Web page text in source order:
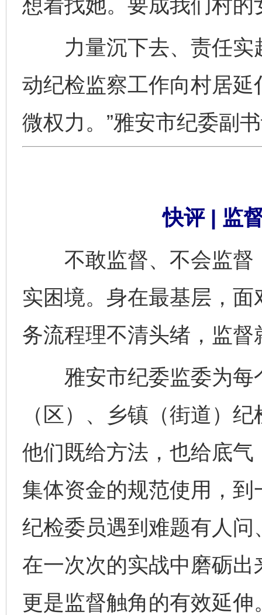
想着找她。要成我们村的
力量沉下去、责任实
动纪检监察工作向村居
微权力。”雅安市纪委副
快评 | 监
不敢监督、不会监督
实困境。身在最基层，
务流程理不清头绪，监
雅安市纪委监委为每
（区）、乡镇（街道）
他们既给方法，也给底
集体资金的规范使用，
纪检委员遇到难题有人
在一次次的实战中磨砺出
更是监督触角的有效延伸